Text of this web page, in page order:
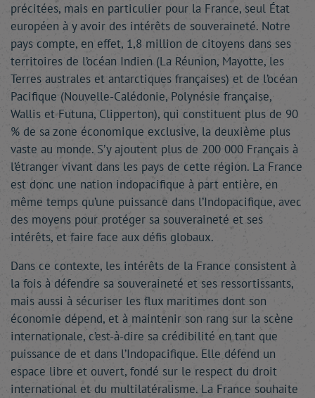
précitées, mais en particulier pour la France, seul État
européen à y avoir des intérêts de souveraineté. Notre
pays compte, en effet, 1,8 million de citoyens dans ses
territoires de l’océan Indien (La Réunion, Mayotte, les
Terres australes et antarctiques françaises) et de l’océan
Pacifique (Nouvelle-Calédonie, Polynésie française,
Wallis et Futuna, Clipperton), qui constituent plus de 90
% de sa zone économique exclusive, la deuxième plus
vaste au monde. S’y ajoutent plus de 200 000 Français à
l’étranger vivant dans les pays de cette région. La France
est donc une nation indopacifique à part entière, en
même temps qu’une puissance dans l’Indopacifique, avec
des moyens pour protéger sa souveraineté et ses
intérêts, et faire face aux défis globaux.
Dans ce contexte, les intérêts de la France consistent à
la fois à défendre sa souveraineté et ses ressortissants,
mais aussi à sécuriser les flux maritimes dont son
économie dépend, et à maintenir son rang sur la scène
internationale, c’est-à-dire sa crédibilité en tant que
puissance de et dans l’Indopacifique. Elle défend un
espace libre et ouvert, fondé sur le respect du droit
international et du multilatéralisme. La France souhaite